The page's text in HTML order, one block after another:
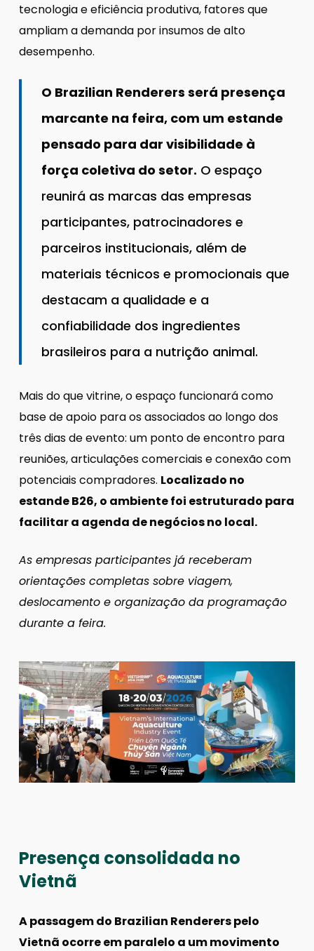
tecnologia e eficiência produtiva, fatores que
ampliam a demanda por insumos de alto
desempenho.
O Brazilian Renderers será presença
marcante na feira, com um estande
pensado para dar visibilidade à
força coletiva do setor. O espaço
reunirá as marcas das empresas
participantes, patrocinadores e
parceiros institucionais, além de
materiais técnicos e promocionais que
destacam a qualidade e a
confiabilidade dos ingredientes
brasileiros para a nutrição animal.
Mais do que vitrine, o espaço funcionará como
base de apoio para os associados ao longo dos
três dias de evento: um ponto de encontro para
reuniões, articulações comerciais e conexão com
potenciais compradores. Localizado no
estande B26, o ambiente foi estruturado para
facilitar a agenda de negócios no local.
As empresas participantes já receberam
orientações completas sobre viagem,
deslocamento e organização da programação
durante a feira.
Presença consolidada no
Vietnã
A passagem do Brazilian Renderers pelo
Vietnã ocorre em paralelo a um movimento